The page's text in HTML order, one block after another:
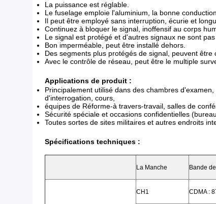
La puissance est réglable.
Le fuselage emploie l'aluminium, la bonne
Il peut être employé sans interruption, écurie et
Continuez à bloquer le signal, inoffensif au corps
Le signal est protégé et d'autres signaux ne sont pas
Bon imperméable, peut être installé dehors.
Des segments plus protégés de signal, peuvent être
Avec le contrôle de réseau, peut être le multiple
Applications de produit :
Principalement utilisé dans des chambres
d'interrogation, cours,
équipes de Réforme-à travers-travail, salles de
Sécurité spéciale et occasions confidentielles
Toutes sortes de sites militaires et autres endroits
Spécifications techniques :
La Manche Bande
CH1 CDMA :